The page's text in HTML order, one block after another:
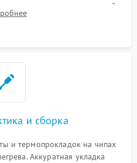
накопителя на скоростной
модулей памяти.
и сборка
и термопрокладок на чипах
Аккуратная укладка